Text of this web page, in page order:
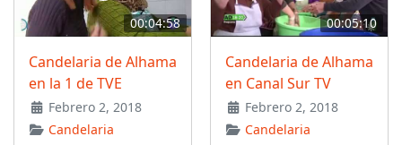
00:04:58
Candelaria de Alhama
en la 1 de TVE
Febrero 2, 2018
Candelaria
00:05:10
Candelaria de Alhama
en Canal Sur TV
Febrero 2, 2018
Candelaria